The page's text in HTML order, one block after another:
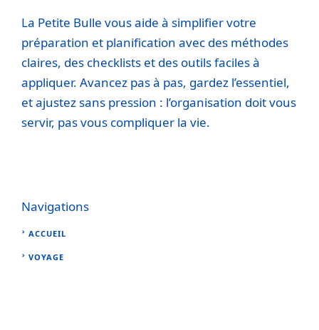
La Petite Bulle vous aide à simplifier votre
préparation et planification avec des méthodes
claires, des checklists et des outils faciles à
appliquer. Avancez pas à pas, gardez l’essentiel,
et ajustez sans pression : l’organisation doit vous
servir, pas vous compliquer la vie.
Navigations
ACCUEIL
VOYAGE